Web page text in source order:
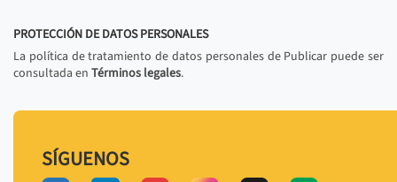
PROTECCIÓN DE DATOS PERSONALES
La política de tratamiento de datos personales de Publicar puede ser
consultada en Términos legales.
SÍGUENOS